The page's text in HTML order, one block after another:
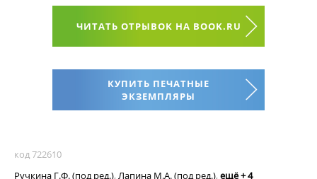
ЧИТАТЬ ОТРЫВОК НА BOOK.RU
КУПИТЬ ПЕЧАТНЫЕ
ЭКЗЕМПЛЯРЫ
код 722610
Ручкина Г.Ф. (под ред.), Лапина М.А. (под ред.), ещё + 4